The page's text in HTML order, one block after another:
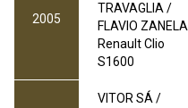
2005
TRAVAGLIA /
FLAVIO ZANELA
Renault Clio
S1600
VITOR SÁ /